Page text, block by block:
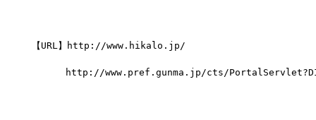
【URL】http://www.hikalo.jp/
http://www.pref.gunma.jp/cts/